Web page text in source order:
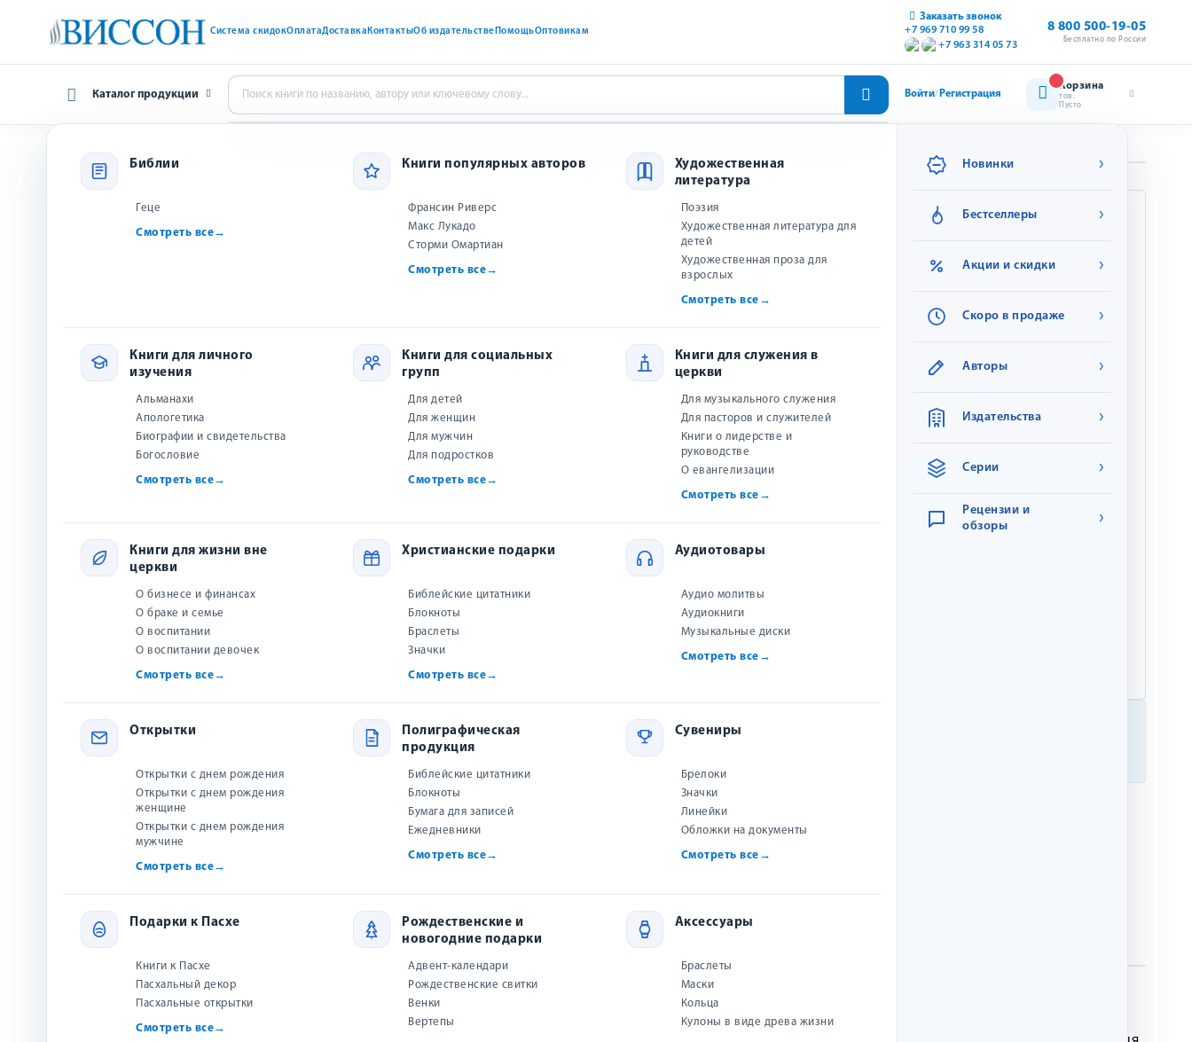
Система скидокОплатаДоставка КонтактыОб издательстве ПомощьОптовикам
Заказать звонок
+7 969 710 99 58
+7 963 314 05 73
8 800 500-19-05
Бесплатно по России
Каталог продукции
Библии
Геце
Смотреть все→
Книги популярных авторов
Франсин Риверс
Макс Лукадо
Сторми Омартиан
Смотреть все→
Художественная
литература
Поэзия
Художественная литература для
детей
Художественная проза для
взрослых
Смотреть все →
Книги для личного
изучения
Альманахи
Апологетика
Биографии и свидетельства
Богословие
Смотреть все→
Книги для социальных
групп
Для детей
Для женщин
Для мужчин
Для подростков
Смотреть все→
Книги для служения в
церкви
Для музыкального служения
Для пасторов и служителей
Книги о лидерстве и
руководстве
О евангелизации
Смотреть все →
Книги для жизни вне
церкви
О бизнесе и финансах
О браке и семье
О воспитании
О воспитании девочек
Смотреть все→
Христианские подарки
Библейские цитатники
Блокноты
Браслеты
Значки
Смотреть все→
Аудиотовары
Аудио молитвы
Аудиокниги
Музыкальные диски
Смотреть все →
Открытки
Открытки с днем рождения
Открытки с днем рождения
женщине
Открытки с днем рождения
мужчине
Смотреть все→
Полиграфическая
продукция
Библейские цитатники
Блокноты
Бумага для записей
Ежедневники
Смотреть все→
Сувениры
Брелоки
Значки
Линейки
Обложки на документы
Смотреть все →
Подарки к Пасхе
Книги к Пасхе
Пасхальный декор
Пасхальные открытки
Смотреть все→
Рождественские и
новогодние подарки
Адвент-календари
Рождественские свитки
Венки
Вертепы
Аксессуары
Браслеты
Маски
Кольца
Кулоны в виде древа жизни
Новинки ›
Бестселлеры ›
Акции и скидки ›
Скоро в продаже ›
Авторы ›
Издательства ›
Серии ›
Рецензии и
обзоры
›
Войти/ Регистрация
Корзина
тов.
Пусто
ДВА СЕКРЕТА
Хесба Стреттон
Оставьте отзыв и получите
бонус
300₽ − 1 + В наличии
Скидка 2,5% после
Сообщить о снижении цены
В корзину
Выберите подарок — мы добавим его к вашей посылке
WILDBERRIES
OZON Все товары «Виссон»
Цены и наличие на маркетплейсах могут отличаться.
Характеристики
Артикул: Т-МСМ-К-Д0001
Год: 2017
литература,
О товаре Как купить? Как сэкономить?
В первый том серии книг Хесбы Стреттон вошли три рассказа. В первых двух повествованиях «Два секрета» и «Человек слова» описаны судьбы героев, для